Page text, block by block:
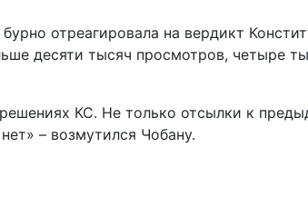
отреагировала на вердикт
десяти тысяч просмотров, четыре
КС. Не только отсылки к
– возмутился Чобану.